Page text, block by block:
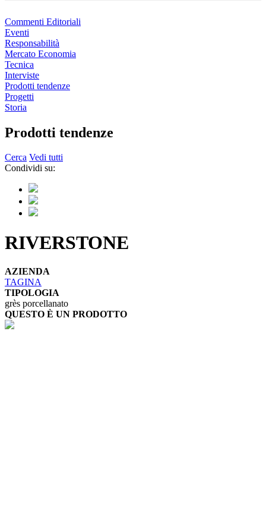
Commenti Editoriali
Eventi
Responsabilità
Mercato Economia
Tecnica
Interviste
Prodotti tendenze
Progetti
Storia
Prodotti tendenze
Cerca Vedi tutti
Condividi su:
RIVERSTONE
AZIENDA
TAGINA
TIPOLOGIA
grès porcellanato
QUESTO È UN PRODOTTO